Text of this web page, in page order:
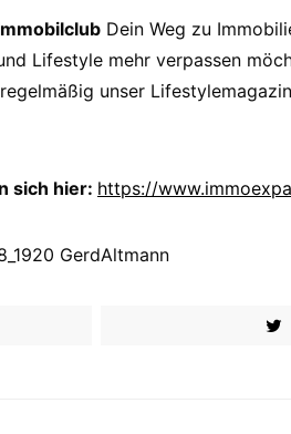
Dein Weg zu
Lifestyle mehr verpassen
unser
sich hier: https://
GerdAltmann